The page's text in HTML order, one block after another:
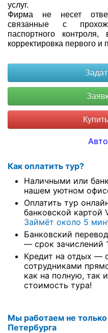
услуг.
Фирма не несет
связанные с
паспортного
корректировка первого и
Как оплатить тур?
Наличными или
нашем уютном
Оплатить тур
банковской картой
Займёт около 5
Банковский
— срок зачислений
Кредит на отдых —
сотрудниками
как на полную, так
стоимость тура!
Мы работаем не
Петербурга